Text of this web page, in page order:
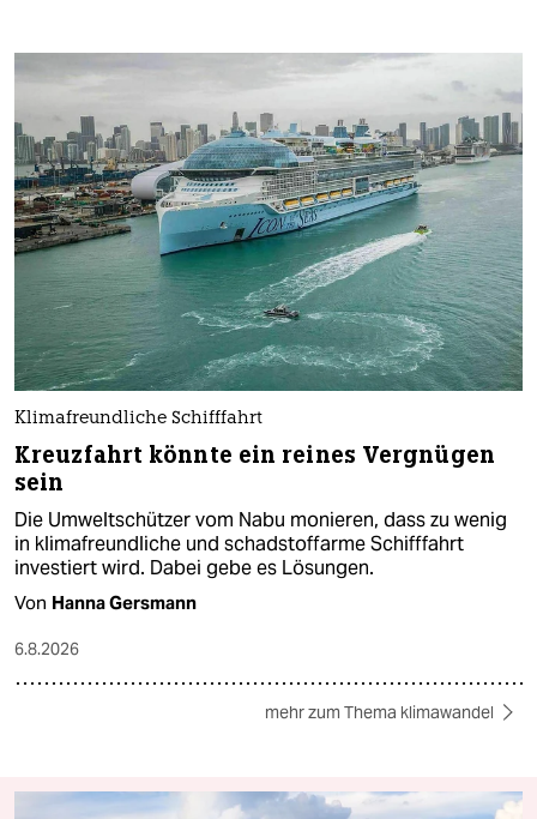
Klimafreundliche Schifffahrt
Kreuzfahrt könnte ein reines Vergnügen
sein
Die Umweltschützer vom Nabu monieren, dass zu wenig
in klimafreundliche und schadstoffarme Schifffahrt
investiert wird. Dabei gebe es Lösungen.
Von Hanna Gersmann
6.8.2026
mehr zum Thema klimawandel